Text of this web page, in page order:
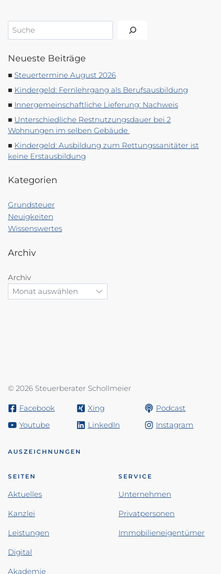
Suchen
Neueste Beiträge
Steuertermine August 2026
Kindergeld: Fernlehrgang als Berufsausbildung
Innergemeinschaftliche Lieferung: Nachweis
Unterschiedliche Restnutzungsdauer bei 2
Wohnungen im selben Gebäude
Kindergeld: Ausbildung zum Rettungssanitäter ist
keine Erstausbildung
Kategorien
Grundsteuer
Neuigkeiten
Wissenswertes
Archiv
Archiv
© 2026 Steuerberater Schollmeier
Facebook Xing
Podcast
Youtube
LinkedIn Instagram
AUSZEICHNUNGEN
SEITEN
Aktuelles
Kanzlei
Leistungen
Digital
Akademie
SERVICE
Unternehmen
Privatpersonen
Immobilieneigentümer